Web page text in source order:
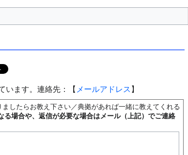
います。連絡先：【 メールアドレス 】
したらお教え下さい／典拠があれば一緒に教えてくれる
る場合や、返信が必要な場合はメール（上記）でご連絡